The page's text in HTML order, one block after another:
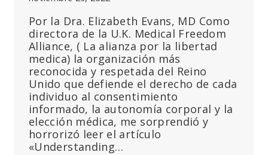
Por la Dra. Elizabeth Evans, MD Como
directora de la U.K. Medical Freedom
Alliance, ( La alianza por la libertad
medica) la organización más
reconocida y respetada del Reino
Unido que defiende el derecho de cada
individuo al consentimiento
informado, la autonomía corporal y la
elección médica, me sorprendió y
horrorizó leer el artículo
«Understanding…